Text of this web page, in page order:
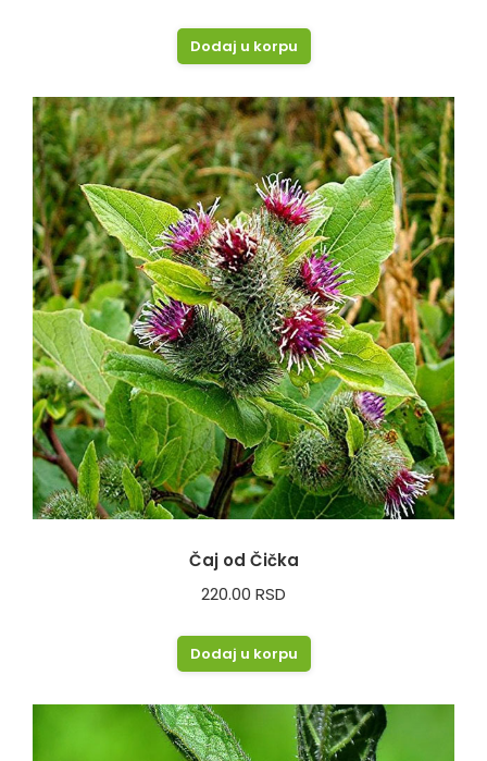
Dodaj u korpu
Čaj od Čička
220.00 RSD
Dodaj u korpu